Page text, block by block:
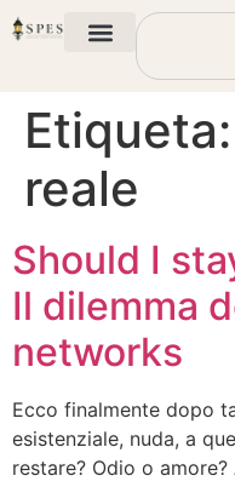
Etiqueta:
reale
Should I
Il dilemma
networks
Ecco finalmente dopo
esistenziale, nuda, a
restare? Odio o